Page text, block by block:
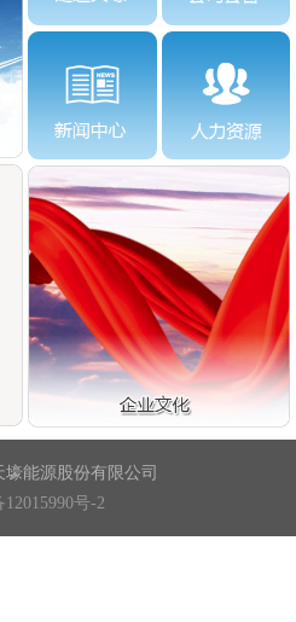
壕能源股份有限公司
12015990号-2